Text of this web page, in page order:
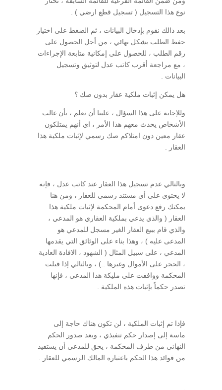
نوع هذا التسجيل ( تسجيل قطع ارضي ) .
بعد ذالك نقوم بإدخال البيانات ، ثم الضغط على اختيار
حفظ الطلب بشكل نهائي ، من أجل الحصول على
رقم الطلب ، للحصول على إمكانية متابعة الإجراءات
، مع مراجعة أقرب كاتب عدل لتوثيق وتسجيل
البيانات .
هل يمكن إثبات ملكية عقار بدون صك ؟
وللإجابة على هذا السؤال ، علينا أن نعلم ، بأن غالب
الأشخاص يحدث معهم هذا الأمر ، اي أنهم يمتلكون
عقار معين دون امتلاكم صك رسمي لإثبات ملكية هذا
العقار .
وبالتالي عدم تسجيل هذا العقار عند كاتب عدل ، فإنه
لا يحتوي على أي مستند رسمي للعقار ، ومن هنا
يمكنك رفع دعوى أمام المحكمة لإثبات ملكية هذا
العقار ( والذي يدعي بملكية العقاري هو المدعي ،
والذي قام ببيع العقار الغير مسجل للمدعي هو
المدعى عليه ) ، وهذا بناء على الوثائق التي يقدمها
المدعي ، على سبيل المثال ( الشهود ، الافادة العادية
، الحجر على الأموال وغيرها ..) ، وبالتالي إذا قبلت
المحكمة ووافقت على مليكة هذا المدعي ، فإنها
تصدر حكماً بإثبات هذه الملكية .
فإذا تم إثبات الملكية ، لن تكون هناك حاجة إلى
ماسة إلى إصدار حكم تنفيذي ، وبعد صدور الحكم
النهائي من طرف المحكمة ، يحق للمدعي أن يستفيد
من فوائد هذا الحكم باعتباره المالك الرسمي للعقار .